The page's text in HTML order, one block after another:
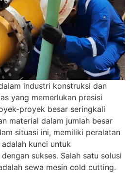
industri konstruksi dan
yang memerlukan presisi
proyek besar seringkali
material dalam jumlah besar
situasi ini, memiliki peralatan
kunci untuk
sukses. Salah satu solusi
sewa mesin cold cutting.